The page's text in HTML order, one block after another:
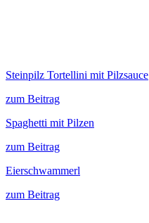
Steinpilz Tortellini mit Pilzsauce
zum Beitrag
Spaghetti mit Pilzen
zum Beitrag
Eierschwammerl
zum Beitrag